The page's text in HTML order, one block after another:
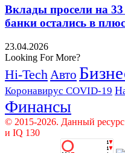
Вклады просели на
банки остались в
23.04.2026
Looking For More?
Hi-Tech Авто
Коронавирус COVID-19
Финансы
© 2015-2026. Данный
и IQ 130